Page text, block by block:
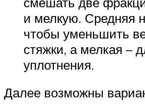
и мелкую. Средняя
чтобы уменьшить
стяжки, а мелкая –
уплотнения.
Далее возможны